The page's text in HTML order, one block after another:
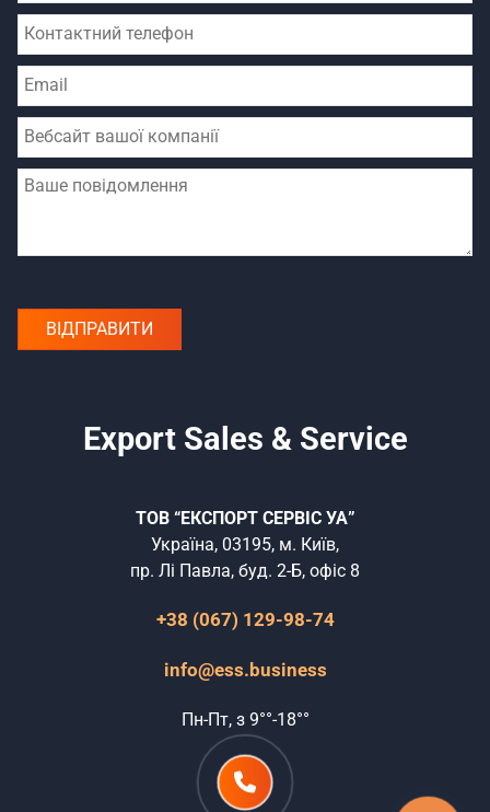
Export Sales & Service
ТОВ “ЕКСПОРТ СЕРВІС УА”
Україна, 03195, м. Київ,
пр. Лі Павла, буд. 2-Б, офіс 8
+38 (067) 129-98-74
info@ess.business
Пн-Пт, з 9°°-18°°